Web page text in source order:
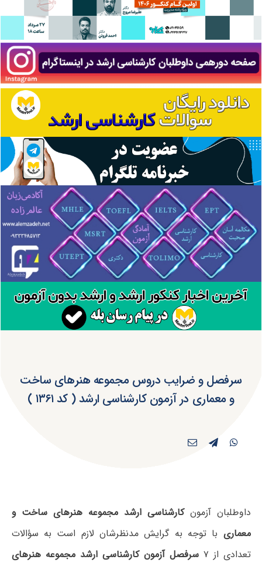
سرفصل و ضرایب دروس مجموعه هنرهای ساخت
و معماری در آزمون کارشناسی ارشد ( کد ۱۳۶۱ )
داوطلبان آزمونکارشناسی ارشد مجموعه هنرهای ساخت و
معماری با توجه به گرایش مدنظرشان لازم است به سؤالات
تعدادی از ۷
سرفصل آزمون کارشناسی ارشد مجموعه هنرهای